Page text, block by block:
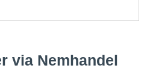
via Nemhandel